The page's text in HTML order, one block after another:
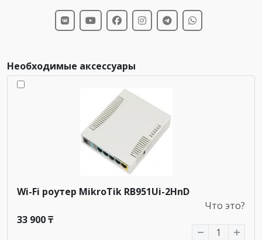
Необходимые аксессуары
Wi-Fi роутер MikroTik RB951Ui-2HnD
Что это?
33 900 ₸